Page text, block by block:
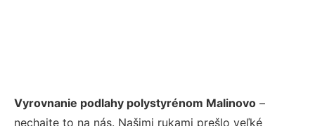
Vyrovnanie podlahy polystyrénom Malinovo –
nechajte to na nás. Našimi rukami prešlo veľké